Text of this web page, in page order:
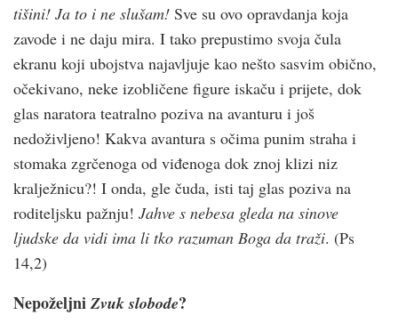
tišini! Ja to i ne slušam! Sve su ovo opravdanja koja
zavode i ne daju mira. I tako prepustimo svoja čula
ekranu koji ubojstva najavljuje kao nešto sasvim obično,
očekivano, neke izobličene figure iskaču i prijete, dok
glas naratora teatralno poziva na avanturu i još
nedoživljeno! Kakva avantura s očima punim straha i
stomaka zgrčenoga od viđenoga dok znoj klizi niz
kralježnicu?! I onda, gle čuda, isti taj glas poziva na
roditeljsku pažnju! Jahve s nebesa gleda na sinove
ljudske da vidi ima li tko razuman Boga da traži. (Ps
14,2)
NepoželjniZvuk slobode?